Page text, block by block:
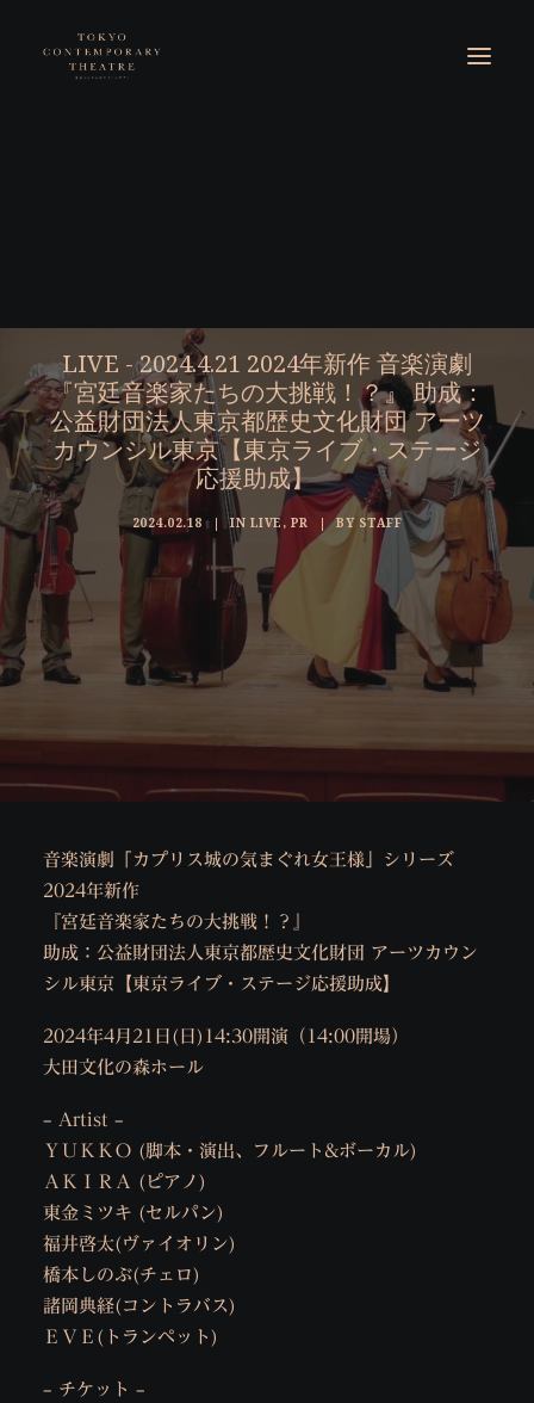
LIVE - 2024.4.21 2024年新作 音楽演劇
『宮廷音楽家たちの大挑戦！？』 助成：
公益財団法人東京都歴史文化財団 アーツ
カウンシル東京【東京ライブ・ステージ
応援助成】
2024.02.18 | IN LIVE , PR | BY STAFF
音楽演劇「カプリス城の気まぐれ女王様」シリーズ
2024年新作
『宮廷音楽家たちの大挑戦！？』
助成：公益財団法人東京都歴史文化財団 アーツカウン
シル東京【東京ライブ・ステージ応援助成】
2024年4月21日(日)14:30開演（14:00開場）
大田文化の森ホール
– Artist –
ＹＵＫＫＯ (脚本・演出、フルート&ボーカル)
ＡＫＩＲＡ (ピアノ)
東金ミツキ (セルパン)
福井啓太(ヴァイオリン)
橋本しのぶ(チェロ)
諸岡典経(コントラバス)
ＥＶＥ(トランペット)
– チケット –